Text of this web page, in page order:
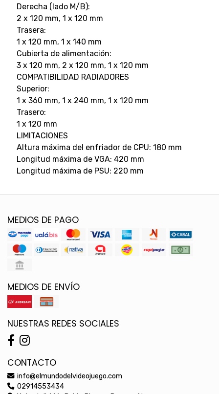
Derecha (lado M/B):
2 x 120 mm, 1 x 120 mm
Trasera:
1 x 120 mm, 1 x 140 mm
Cubierta de alimentación:
3 x 120 mm, 2 x 120 mm, 1 x 120 mm
COMPATIBILIDAD RADIADORES
Superior:
1 x 360 mm, 1 x 240 mm, 1 x 120 mm
Trasero:
1 x 120 mm
LIMITACIONES
Altura máxima del enfriador de CPU: 180 mm
Longitud máxima de VGA: 420 mm
Longitud máxima de PSU: 220 mm
MEDIOS DE PAGO
MEDIOS DE ENVÍO
NUESTRAS REDES SOCIALES
CONTACTO
info@elmundodelvideojuego.com
02914553434